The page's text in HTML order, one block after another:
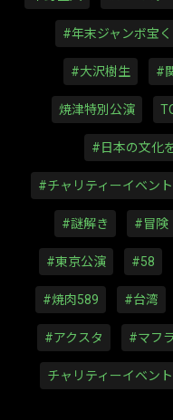
#年末ジャンボ宝く
#大沢樹生 #
焼津特別公演
#日本の文化
#チャリティーイベント
#謎解き #冒険
#東京公演 #58
#焼肉589 #台湾
#アクスタ #マフ
チャリティーイベント